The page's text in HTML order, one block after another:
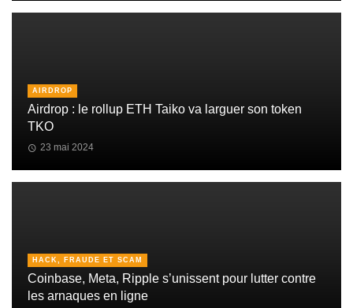
AIRDROP
Airdrop : le rollup ETH Taiko va larguer son token
TKO
23 mai 2024
HACK, FRAUDE ET SCAM
Coinbase, Meta, Ripple s’unissent pour lutter contre
les arnaques en ligne